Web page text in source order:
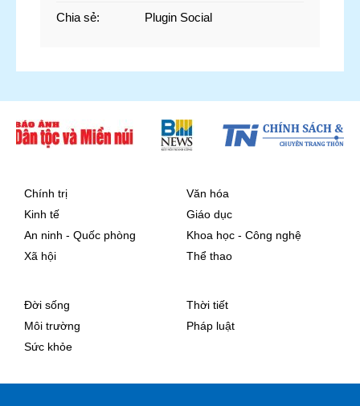
Chia sẻ: Plugin Social
Chính trị
Kinh tế
An ninh - Quốc phòng
Xã hội
Văn hóa
Giáo dục
Khoa học - Công nghệ
Thể thao
Đời sống
Môi trường
Sức khỏe
Thời tiết
Pháp luật